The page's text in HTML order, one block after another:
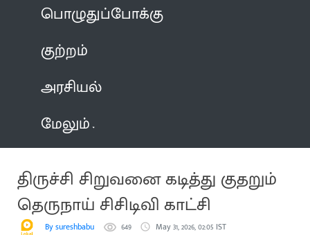
பொழுதுப்போக்கு
குற்றம்
அரசியல்
மேலும்
திருச்சி சிறுவனை கடித்து குதறும்
தெருநாய் சிசிடிவி காட்சி
By sureshbabu 649 May 31, 2026, 02:05 IST